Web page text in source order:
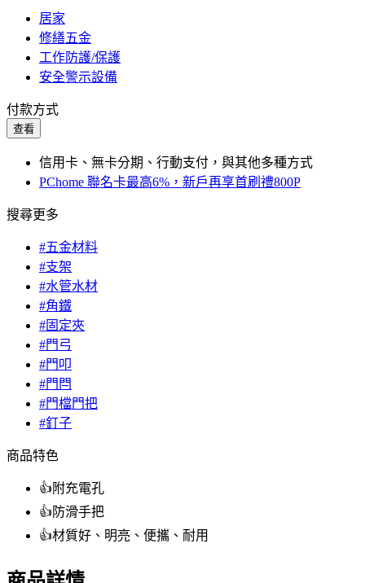
居家
修繕五金
工作防護/保護
安全警示設備
付款方式
查看
信用卡、無卡分期、行動支付，與其他多種方式
PChome 聯名卡最高6%，新戶再享首刷禮800P
搜尋更多
#五金材料
#支架
#水管水材
#角鐵
#固定夾
#門弓
#門叩
#門閂
#門檔門把
#釘子
商品特色
👍附充電孔
👍防滑手把
👍材質好、明亮、便攜、耐用